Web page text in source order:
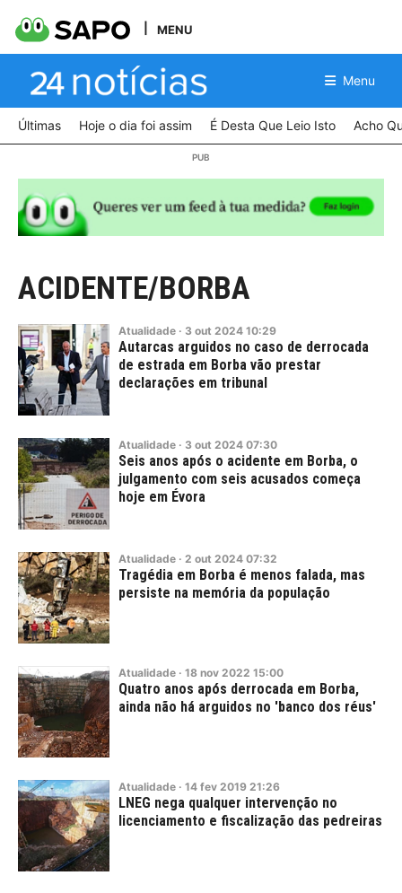
MENU
Menu
Últimas Hoje o dia foi assim É Desta Que Leio Isto Acho
ACIDENTE/BORBA
Atualidade · 3 out 2024 10:29
Autarcas arguidos no caso de derrocada
de estrada em Borba vão prestar
declarações em tribunal
Atualidade · 3 out 2024 07:30
Seis anos após o acidente em Borba, o
julgamento com seis acusados começa
hoje em Évora
Atualidade · 2 out 2024 07:32
Tragédia em Borba é menos falada, mas
persiste na memória da população
Atualidade · 18 nov 2022 15:00
Quatro anos após derrocada em Borba,
ainda não há arguidos no 'banco dos réus'
Atualidade · 14 fev 2019 21:26
LNEG nega qualquer intervenção no
licenciamento e fiscalização das pedreiras